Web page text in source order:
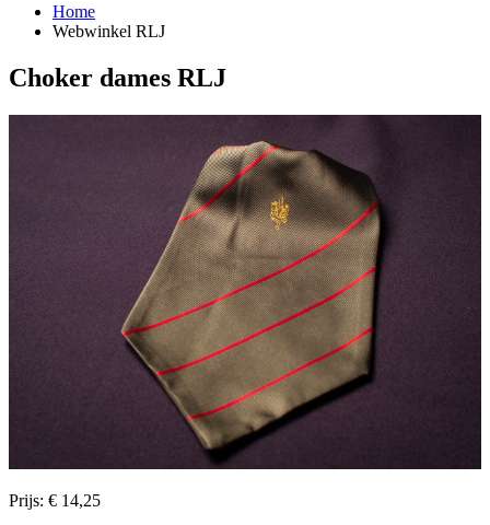
Home
Webwinkel RLJ
Choker dames RLJ
Prijs: € 14,25